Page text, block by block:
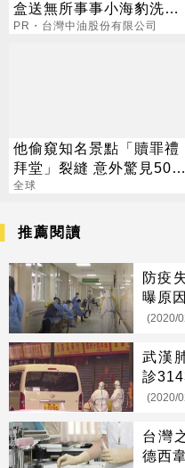
盒送無所事事小海豹洗臉
髮帶
PR・台灣中油股份有限公司
他偷窺知名景點「贖罪禮
拜堂」裂縫 意外驚見500
具人體遺骸
全球
推薦閱讀
防疫
曝原
(2020/
武漢
診
(2020/
台灣
德西